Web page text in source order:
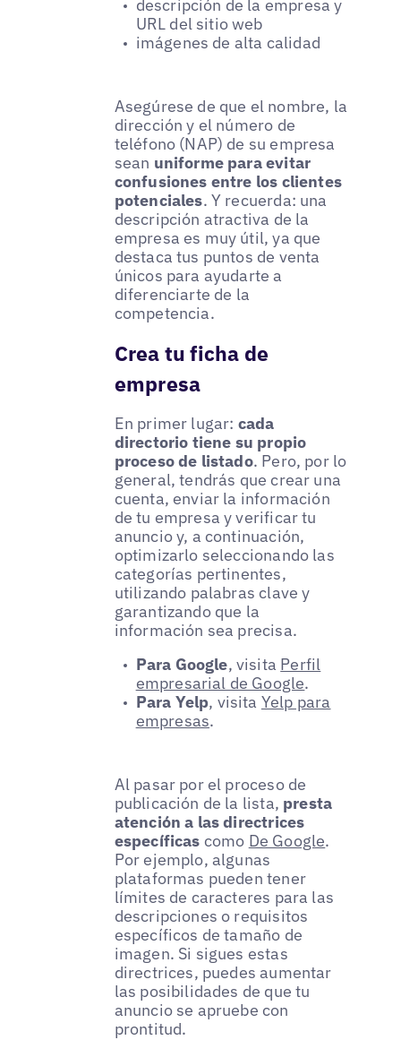
descripción de la empresa y
URL del sitio web
imágenes de alta calidad
Asegúrese de que el nombre, la
dirección y el número de
teléfono (NAP) de su empresa
sean uniforme para evitar
confusiones entre los clientes
potenciales. Y recuerda: una
descripción atractiva de la
empresa es muy útil, ya que
destaca tus puntos de venta
únicos para ayudarte a
diferenciarte de la
competencia.
Crea tu ficha de
empresa
En primer lugar: cada
directorio tiene su propio
proceso de listado. Pero, por lo
general, tendrás que crear una
cuenta, enviar la información
de tu empresa y verificar tu
anuncio y, a continuación,
optimizarlo seleccionando las
categorías pertinentes,
utilizando palabras clave y
garantizando que la
información sea precisa.
Para Google, visita Perfil
empresarial de Google.
Para Yelp, visita Yelp para
empresas.
Al pasar por el proceso de
publicación de la lista, presta
atención a las directrices
específicas como De Google.
Por ejemplo, algunas
plataformas pueden tener
límites de caracteres para las
descripciones o requisitos
específicos de tamaño de
imagen. Si sigues estas
directrices, puedes aumentar
las posibilidades de que tu
anuncio se apruebe con
prontitud.